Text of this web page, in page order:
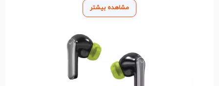
دستگاه‌های مختلفی متصل می‌شوند و اتصال پایدار و
می‌توانید حتی بدون تلفن همراه از آنها استفاده کرده و به
موسیقی گوش دهید.
در مورد صدا، این هدفون‌ها دارای درایورهای قدرتمندی
مشاهده بیشتر